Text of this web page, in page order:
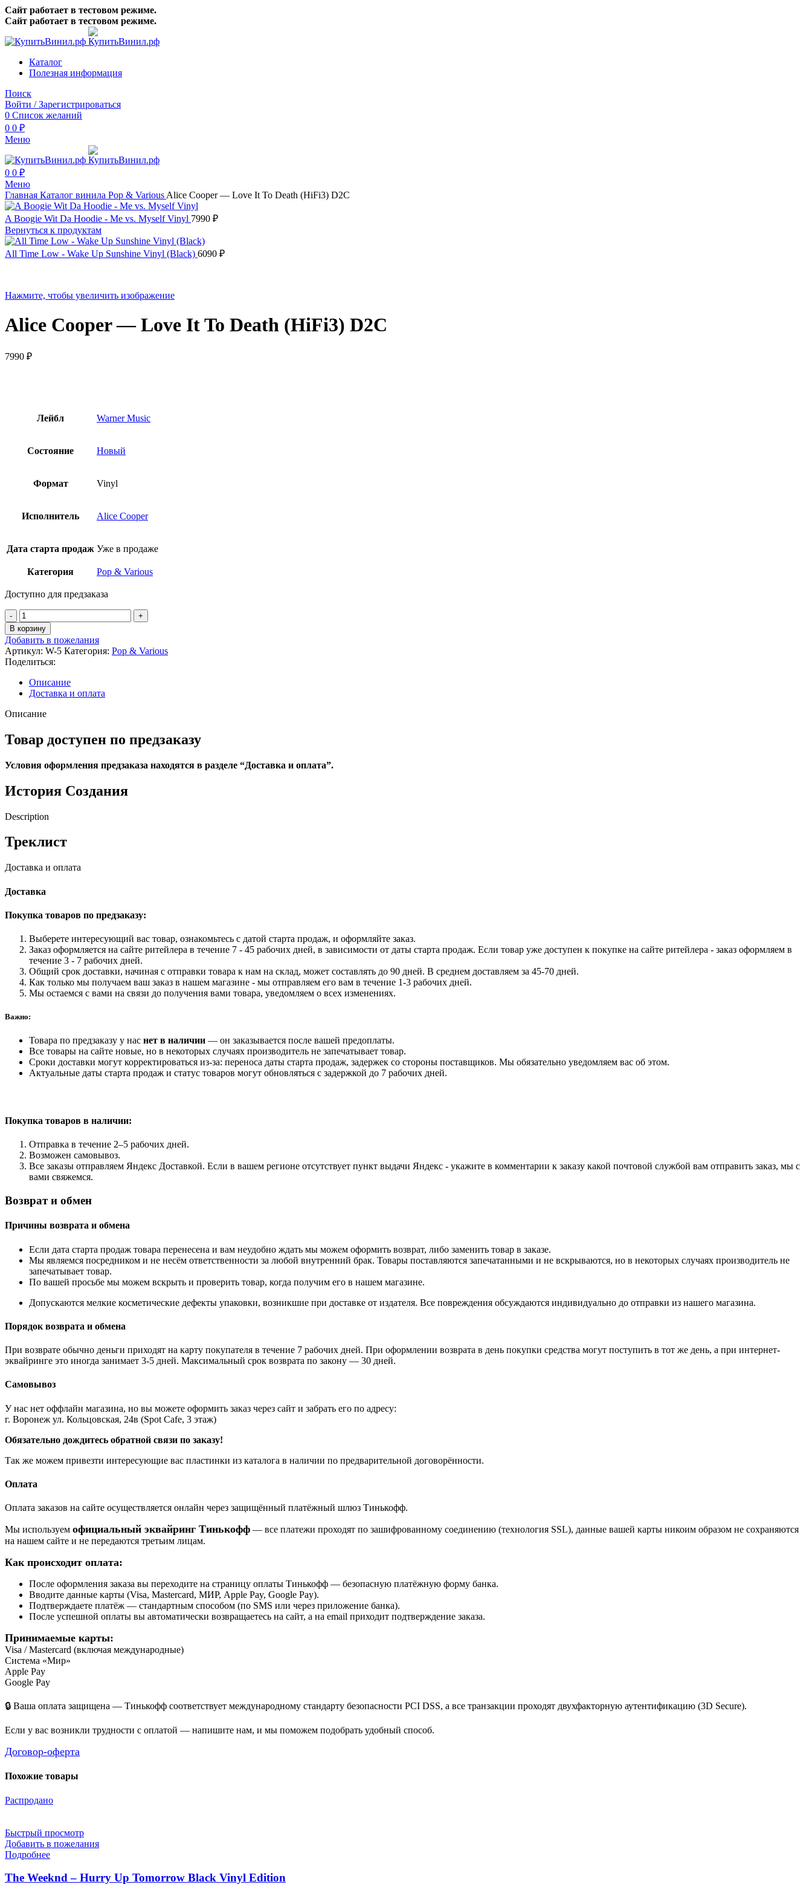
Сайт работает в тестовом режиме.
Сайт работает в тестовом режиме.
Каталог
Полезная информация
Поиск
Войти / Зарегистрироваться
0 Список желаний
0 0 ₽
Меню
0 0 ₽
Меню
Главная Каталог винила Pop & Various Alice Cooper — Love It To Death (HiFi3) D2C
A Boogie Wit Da Hoodie - Me vs. Myself Vinyl 7990 ₽
Вернуться к продуктам
All Time Low - Wake Up Sunshine Vinyl (Black) 6090 ₽
Нажмите, чтобы увеличить изображение
Alice Cooper — Love It To Death (HiFi3) D2C
7990 ₽
Лейбл Warner Music
Состояние Новый
Формат Vinyl
Исполнитель Alice Cooper
Дата старта продаж Уже в продаже
Категория Pop & Various
Доступно для предзаказа
Количество
товара
Alice
Cooper
-
Love
It
To
Death
(HiFi3)
В корзину
Добавить в пожелания
Артикул: W-5 Категория: Pop & Various
Поделиться:
Описание
Доставка и оплата
Описание
Товар доступен по предзаказу
Условия оформления предзаказа находятся в разделе “Доставка и оплата”.
История Создания
Description
Треклист
Доставка и оплата
Доставка
Покупка товаров по предзаказу:
Выберете интересующий вас товар, ознакомьтесь с датой старта продаж, и оформляйте заказ.
Заказ оформляется на сайте ритейлера в течение 7 - 45 рабочих дней, в зависимости от даты старта продаж. Если товар уже доступен к покупке на сайте ритейлера - заказ оформляем в
течение 3 - 7 рабочих дней.
Общий срок доставки, начиная с отправки товара к нам на склад, может составлять до 90 дней. В среднем доставляем за 45-70 дней.
Как только мы получаем ваш заказ в нашем магазине - мы отправляем его вам в течение 1-3 рабочих дней.
Мы остаемся с вами на связи до получения вами товара, уведомляем о всех изменениях.
Важно:
Товара по предзаказу у нас нет в наличии — он заказывается после вашей предоплаты.
Все товары на сайте новые, но в некоторых случаях производитель не запечатывает товар.
Сроки доставки могут корректироваться из-за: переноса даты старта продаж, задержек со стороны поставщиков. Мы обязательно уведомляем вас об этом.
Актуальные даты старта продаж и статус товаров могут обновляться с задержкой до 7 рабочих дней.
Покупка товаров в наличии:
Отправка в течение 2–5 рабочих дней.
Возможен самовывоз.
Все заказы отправляем Яндекс Доставкой. Если в вашем регионе отсутствует пункт выдачи Яндекс - укажите в комментарии к заказу какой почтовой службой вам отправить заказ, мы с
вами свяжемся.
Возврат и обмен
Причины возврата и обмена
Если дата старта продаж товара перенесена и вам неудобно ждать мы можем оформить возврат, либо заменить товар в заказе.
Мы являемся посредником и не несём ответственности за любой внутренний брак. Товары поставляются запечатанными и не вскрываются, но в некоторых случаях производитель не
запечатывает товар.
По вашей просьбе мы можем вскрыть и проверить товар, когда получим его в нашем магазине.
Допускаются мелкие косметические дефекты упаковки, возникшие при доставке от издателя. Все повреждения обсуждаются индивидуально до отправки из нашего магазина.
Порядок возврата и обмена
При возврате обычно деньги приходят на карту покупателя в течение 7 рабочих дней. При оформлении возврата в день покупки средства могут поступить в тот же день, а при интернет-
эквайринге это иногда занимает 3-5 дней. Максимальный срок возврата по закону — 30 дней.
Самовывоз
У нас нет оффлайн магазина, но вы можете оформить заказ через сайт и забрать его по адресу:
г. Воронеж ул. Кольцовская, 24в (Spot Cafe, 3 этаж)
Обязательно дождитесь обратной связи по заказу!
Так же можем привезти интересующие вас пластинки из каталога в наличии по предварительной договорённости.
Оплата
Оплата заказов на сайте осуществляется онлайн через защищённый платёжный шлюз Тинькофф.
Мы используем официальный эквайринг Тинькофф — все платежи проходят по зашифрованному соединению (технология SSL), данные вашей карты никоим образом не сохраняются
на нашем сайте и не передаются третьим лицам.
Как происходит оплата:
После оформления заказа вы переходите на страницу оплаты Тинькофф — безопасную платёжную форму банка.
Вводите данные карты (Visa, Mastercard, МИР, Apple Pay, Google Pay).
Подтверждаете платёж — стандартным способом (по SMS или через приложение банка).
После успешной оплаты вы автоматически возвращаетесь на сайт, а на email приходит подтверждение заказа.
Принимаемые карты:
Visa / Mastercard (включая международные)
Система «Мир»
Apple Pay
Google Pay
🔒 Ваша оплата защищена — Тинькофф соответствует международному стандарту безопасности PCI DSS, а все транзакции проходят двухфакторную аутентификацию (3D Secure).
Если у вас возникли трудности с оплатой — напишите нам, и мы поможем подобрать удобный способ.
Договор-оферта
Похожие товары
Распродано
Быстрый просмотр
Добавить в пожелания
Подробнее
The Weeknd – Hurry Up Tomorrow Black Vinyl Edition